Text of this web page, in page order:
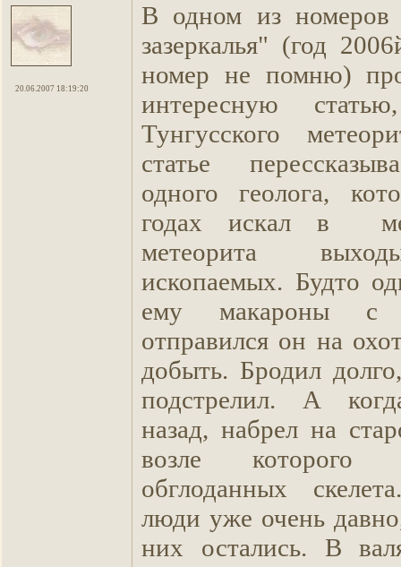
20.06.2007 18:19:20
В одном из
зазеркалья" (год
номер не помню)
интересную
Тунгусского
статье
одного геолога,
годах искал в
метеорита
ископаемых. Будто
ему макароны с
отправился он на
добыть. Бродил
подстрелил. А
назад, набрел на
возле которого
обглоданных
люди уже очень
них остались. В